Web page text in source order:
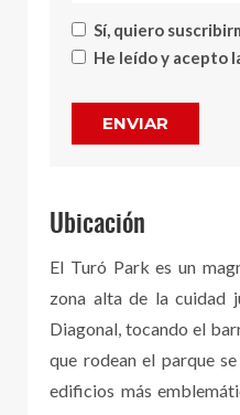
Sí, quiero
He leído y acepto
ENVIAR
Ubicación
El Turó Park es un
zona alta de la cuidad
Diagonal, tocando el
que rodean el parque
edificios más